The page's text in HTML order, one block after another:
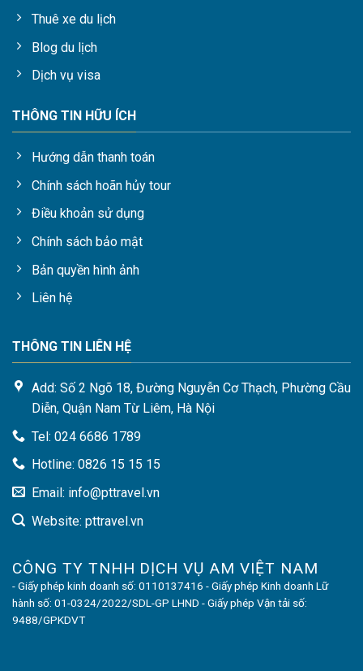
Thuê xe du lịch
Blog du lịch
Dịch vụ visa
THÔNG TIN HỮU ÍCH
Hướng dẫn thanh toán
Chính sách hoãn hủy tour
Điều khoản sử dụng
Chính sách bảo mật
Bản quyền hình ảnh
Liên hệ
THÔNG TIN LIÊN HỆ
Add: Số 2 Ngõ 18, Đường Nguyễn Cơ Thạch, Phường Cầu
Diễn, Quận Nam Từ Liêm, Hà Nội
Tel: 024 6686 1789
Hotline: 0826 15 15 15
Email: info@pttravel.vn
Website: pttravel.vn
CÔNG TY TNHH DỊCH VỤ AM VIỆT NAM
- Giấy phép kinh doanh số: 0110137416 - Giấy phép Kinh doanh Lữ
hành số: 01-0324/2022/SDL-GP LHND - Giấy phép Vận tải số:
9488/GPKDVT